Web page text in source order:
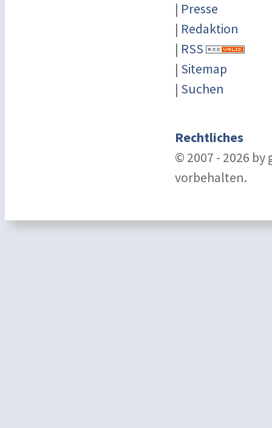
| Presse
| Redaktion
| RSS
| Sitemap
| Suchen
Rechtliches
© 2007 - 2026
vorbehalten.